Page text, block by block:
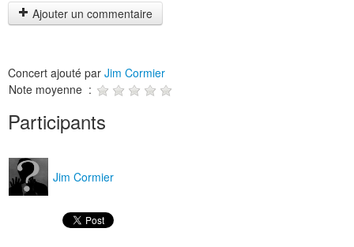
Ajouter un commentaire
Concert ajouté par Jim Cormier
Note moyenne :
Participants
Jim Cormier